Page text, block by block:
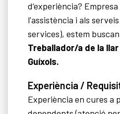
d’experiència?
l'assistència i als
services), estem
Treballador/a de la llar
Guíxols.
Experiència /
Experiència en cures a